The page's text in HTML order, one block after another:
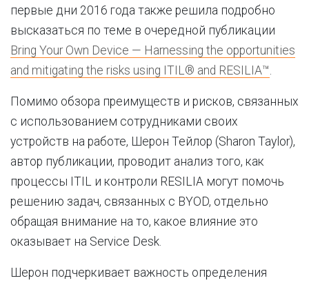
первые дни 2016 года также решила подробно
высказаться по теме в очередной публикации
Bring Your Own Device — Harnessing the opportunities
and mitigating the risks using ITIL® and RESILIA™.
Помимо обзора преимуществ и рисков, связанных
с использованием сотрудниками своих
устройств на работе, Шерон Тейлор (Sharon Taylor),
автор публикации, проводит анализ того, как
процессы ITIL и контроли RESILIA могут помочь
решению задач, связанных с BYOD, отдельно
обращая внимание на то, какое влияние это
оказывает на Service Desk.
Шерон подчеркивает важность определения